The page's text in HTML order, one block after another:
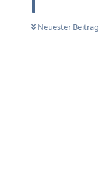
Neuester Beitrag